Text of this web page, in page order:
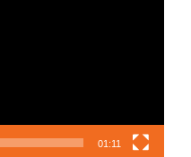
01:11